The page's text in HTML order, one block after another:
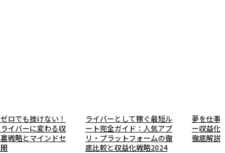
ロでも挫けない！
イバーに変わる収
戦略とマインドセ
ライバーとして稼ぐ最短ル
ート完全ガイド：人気アプ
リ・プラットフォームの徹
底比較と収益化戦略2024
夢を仕事
ー収益化
徹底解説